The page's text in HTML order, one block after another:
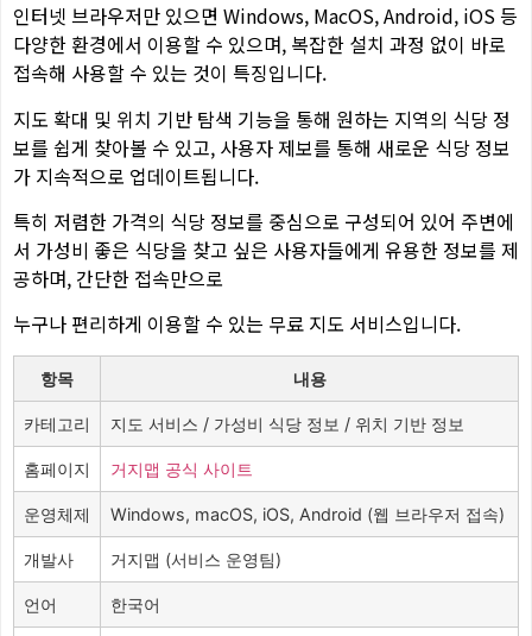
인터넷 브라우저만 있으면 Windows, MacOS, Android, iOS 등
다양한 환경에서 이용할 수 있으며, 복잡한 설치 과정 없이 바로
접속해 사용할 수 있는 것이 특징입니다.
지도 확대 및 위치 기반 탐색 기능을 통해 원하는 지역의 식당 정
보를 쉽게 찾아볼 수 있고, 사용자 제보를 통해 새로운 식당 정보
가 지속적으로 업데이트됩니다.
특히 저렴한 가격의 식당 정보를 중심으로 구성되어 있어 주변에
서 가성비 좋은 식당을 찾고 싶은 사용자들에게 유용한 정보를 제
공하며, 간단한 접속만으로
누구나 편리하게 이용할 수 있는 무료 지도 서비스입니다.
항목 내용
카테고리 지도 서비스 / 가성비 식당 정보 / 위치 기반 정보
홈페이지 거지맵 공식 사이트
운영체제 Windows, macOS, iOS, Android (웹 브라우저 접속)
개발사 거지맵 (서비스 운영팀)
언어 한국어